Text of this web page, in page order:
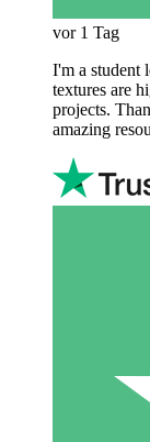
vor 1 Tag
I'm a student
textures are
projects.
amazing